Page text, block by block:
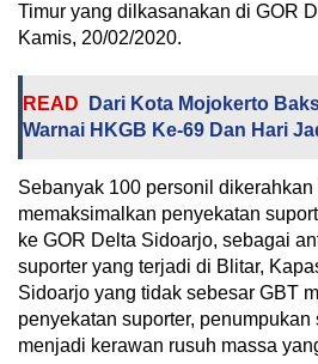
Timur yang dilkasanakan di GOR
Kamis, 20/02/2020.
READ
Dari Kota Mojokerto
Warnai HKGB Ke-69 Dan Hari
Sebanyak 100 personil
memaksimalkan penyekatan
ke GOR Delta Sidoarjo, sebagai
suporter yang terjadi di Blitar,
Sidoarjo yang tidak sebesar GBT
penyekatan suporter,
menjadi kerawan rusuh massa